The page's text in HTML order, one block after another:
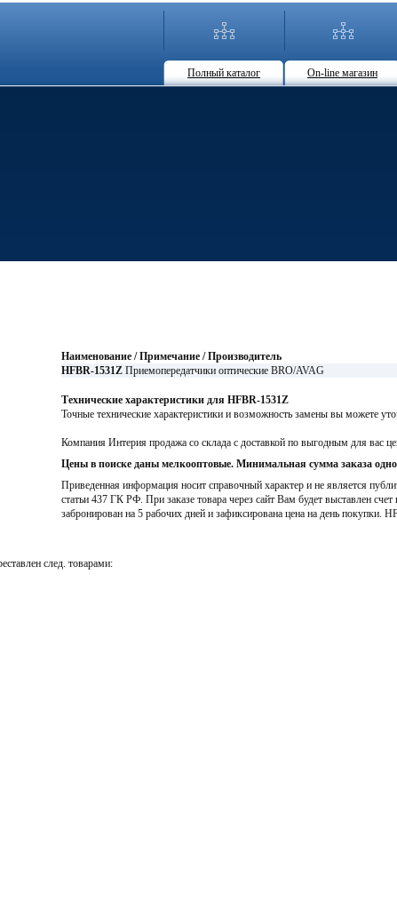
Полный каталог On-line магазин
Наименование / Примечание / Производитель
HFBR-1531Z Приемопередатчики оптические BRO/AVAG
Технические характеристики для HFBR-1531Z
Точные технические характеристики и возможность замены вы можете
Компания Интерия продажа со склада с доставкой по выгодным для вас
Цены в поиске даны мелкооптовые. Минимальная сумма заказа
Приведенная информация носит справочный характер и не является
статьи 437 ГК РФ. При заказе товара через сайт Вам будет выставлен
забронирован на 5 рабочих дней и зафиксирована цена на день покупки.
след. товарами: